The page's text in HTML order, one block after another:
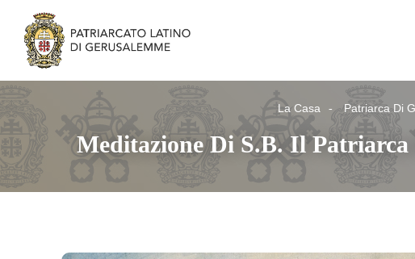
La Casa Patriarca Di
Meditazione Di S.B. Il